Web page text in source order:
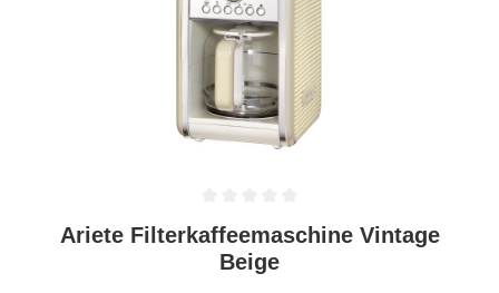
Durchschnittliche Bewertung von 0 von 5 Sternen
Ariete Filterkaffeemaschine Vintage
Beige